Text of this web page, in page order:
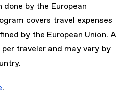
by the European
covers travel expenses
by the European Union. A
traveler and may vary by
.